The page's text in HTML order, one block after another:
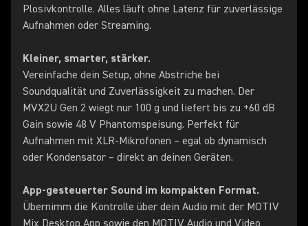
Plosivkontrolle. Alles läuft ohne Latenz für zuverlässige
Aufnahmen oder Streaming.
Kleiner, smarter, stärker.
Vereinfache dein Setup, ohne Abstriche bei
Soundqualität und Zuverlässigkeit zu machen. Der
MVX2U Gen 2 wiegt nur 100 g und liefert bis zu +60 dB
Gain sowie 48 V Phantomspeisung. Perfekt für
Aufnahmen mit XLR-Mikrofonen – egal ob dynamisch
oder Kondensator – direkt an deinen Geräten.
App-gesteuerter Sound im kompakten Format.
Übernimm die Kontrolle über dein Audio mit der MOTIV
Mix Desktop App sowie den MOTIV Audio und Video